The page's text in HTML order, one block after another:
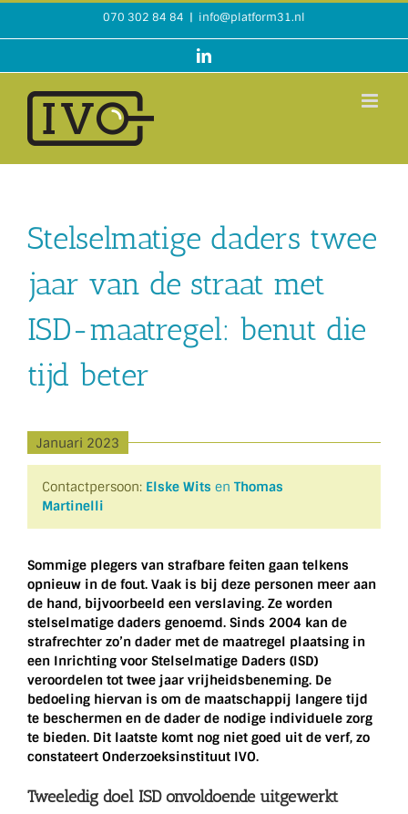
Ga
070 302 84 84 | info@platform31.nl
LinkedIn
Stelselmatige daders twee
jaar van de straat met
ISD-maatregel: benut die
tijd beter
Januari 2023
Contactpersoon: Elske Wits en Thomas
Martinelli
Sommige plegers van strafbare feiten gaan telkens
opnieuw in de fout. Vaak is bij deze personen meer aan
de hand, bijvoorbeeld een verslaving. Ze worden
stelselmatige daders genoemd. Sinds 2004 kan de
strafrechter zo’n dader met de maatregel plaatsing in
een Inrichting voor Stelselmatige Daders (ISD)
veroordelen tot twee jaar vrijheidsbeneming. De
bedoeling hiervan is om de maatschappij langere tijd
te beschermen en de dader de nodige individuele zorg
te bieden. Dit laatste komt nog niet goed uit de verf, zo
constateert Onderzoeksinstituut IVO.
Tweeledig doel ISD onvoldoende uitgewerkt